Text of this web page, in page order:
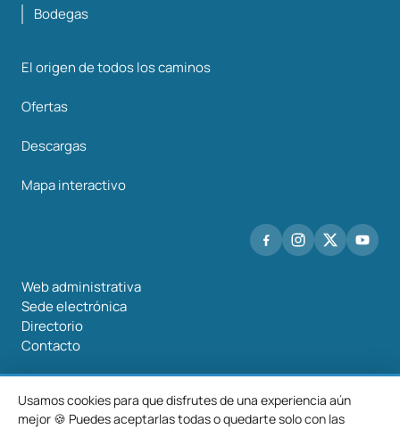
Bodegas
El origen de todos los caminos
Ofertas
Descargas
Mapa interactivo
Web administrativa
Sede electrónica
Directorio
Contacto
Usamos cookies para que disfrutes de una experiencia aún
mejor 🍪 Puedes aceptarlas todas o quedarte solo con las